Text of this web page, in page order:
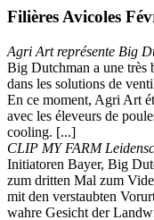
Filières Avicoles
Agri Art représente Big
Big Dutchman a une très
dans les solutions de
En ce moment, Agri Art
avec les éleveurs de
cooling. [...]
CLIP MY FARM
Initiatoren Bayer, Big
zum dritten Mal zum
mit den verstaubten
wahre Gesicht der